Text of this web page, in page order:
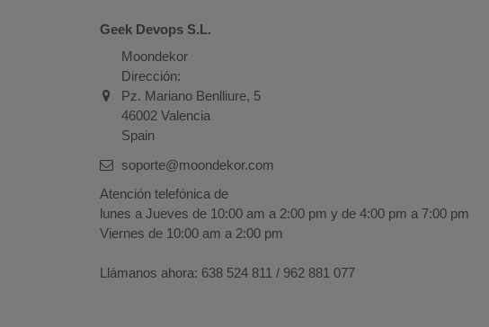
Geek Devops S.L.
Moondekor
Dirección:
Pz. Mariano Benlliure, 5
46002 Valencia
Spain
soporte@moondekor.com
Atención telefónica de
lunes a Jueves de 10:00 am a 2:00 pm y de 4:00 pm a 7:00 pm
Viernes de 10:00 am a 2:00 pm
Llámanos ahora: 638 524 811 / 962 881 077